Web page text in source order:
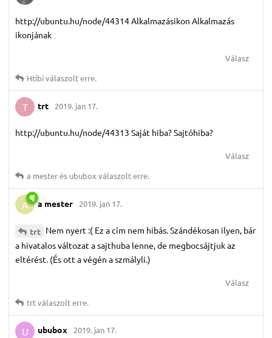
http://ubuntu.hu/node/44314 Alkalmazásikon Alkalmazás
ikonjának
Válasz
Htibiválaszolt erre.
T trt 2019. jan 17.
http://ubuntu.hu/node/44313 Saját hiba? Sajtóhiba?
Válasz
a mesterés ububox válaszolt erre.
A a mester 2019. jan 17.
trt Nem nyert :( Ez a cím nem hibás. Szándékosan ilyen, bár
a hivatalos változat a sajthuba lenne, de megbocsájtjuk az
eltérést. (És ott a végén a szmályli.)
Válasz
trtválaszolt erre.
U ububox 2019. jan 17.